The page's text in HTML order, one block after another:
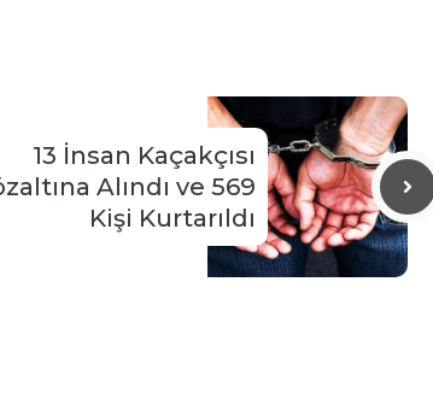
13 İnsan Kaçakçısı
Alındı ve 569
Kişi Kurtarıldı